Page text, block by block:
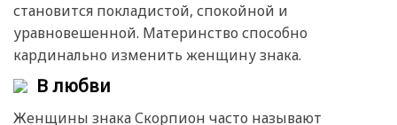
становится покладистой, спокойной и
уравновешенной. Материнство способно
кардинально изменить женщину знака.
В любви
Женщины знака Скорпион часто называют